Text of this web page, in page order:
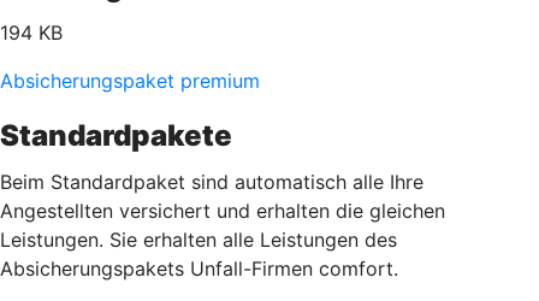
194 KB
Absicherungspaket premium
Standardpakete
Beim Standardpaket sind automatisch alle Ihre
Angestellten versichert und erhalten die gleichen
Leistungen. Sie erhalten alle Leistungen des
Absicherungspakets Unfall-Firmen comfort.